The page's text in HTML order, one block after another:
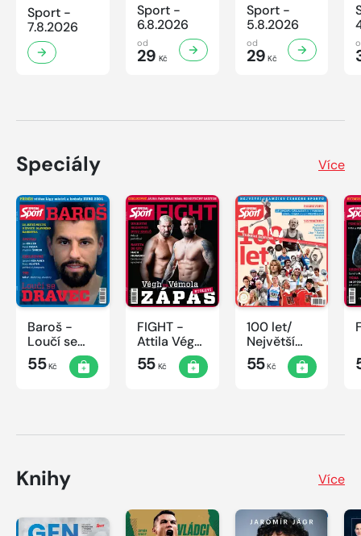
Sport -
7.8.2026
Sport -
6.8.2026
od
29 Kč
Sport -
5.8.2026
od
29 Kč
Speciály Více
Baroš -
Loučí se
dravec
55Kč
FIGHT -
Attila Végh
vs. Karlos
Vémola
55Kč
100 let/
Největší
okamžiky
českého
55Kč
Knihy Více